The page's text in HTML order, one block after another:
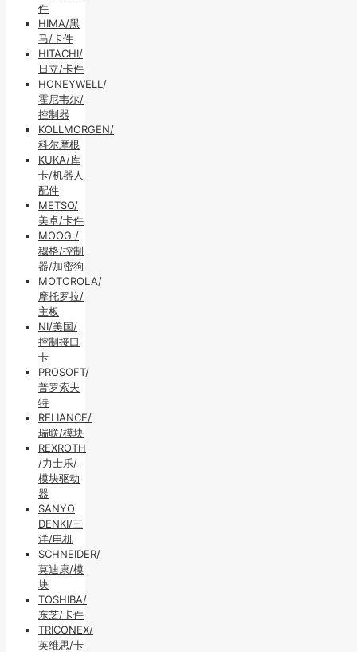
件
HIMA/黑
马/卡件
HITACHI/
日立/卡件
HONEYWELL/
霍尼韦尔/
控制器
KOLLMORGEN/
科尔摩根
KUKA/库
卡/机器人
配件
METSO/
美卓/卡件
MOOG /
穆格/控制
器/加密狗
MOTOROLA/
摩托罗拉/
主板
NI/美国/
控制接口
卡
PROSOFT/
普罗索夫
特
RELIANCE/
瑞联/模块
REXROTH
/力士乐/
模块驱动
器
SANYO
DENKI/三
洋/电机
SCHNEIDER/
莫迪康/模
块
TOSHIBA/
东芝/卡件
TRICONEX/
英维思/卡